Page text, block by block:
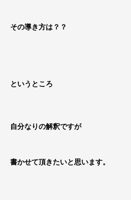
その導き方は？？
というところ
自分なりの解釈ですが
書かせて頂きたいと思います。